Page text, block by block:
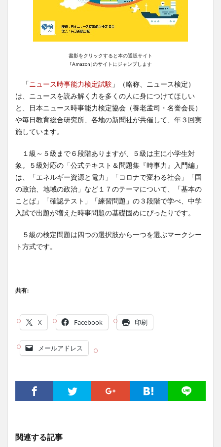
書影をクリックすると本の通販サイト
｢Amazon｣のサイトにジャンプします
「ニュース時事能力検定試験 」（略称、ニュース検定）
は、ニュースを読み解く力を多くの人に身につけてほしい
と、日本ニュース時事能力検定協会（養老孟司・名誉会長）
や毎日教育総合研究所、各地の新聞社が共催して、年３回実
施しています。
１級～５級まで６段階ありますが、５級は主に小学生対
象。５級対応の「公式テキスト＆問題集『時事力』入門編」
は、「エネルギー資源と電力」「コロナで変わる社会」「国
の政治、地域の政治」など１７のテーマについて、「基本の
ことば」「確認テスト」「練習問題」の３段階で学べ、中学
入試で出題が増えた時事問題の基礎固めにぴったりです。
５級の検定問題は四つの選択肢から一つを選ぶマークシー
ト方式です。
共有:
X Facebook 印刷
メールアドレス
関連する記事